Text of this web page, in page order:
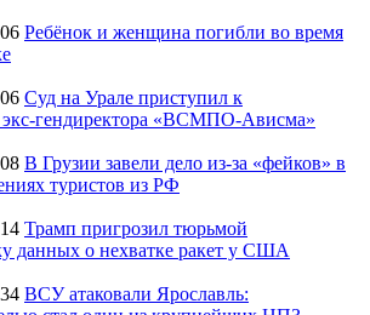
Ребёнок и женщина погибли во время
Суд на Урале приступил к
экс-гендиректора «ВСМПО-Ависма»
В Грузии завели дело из-за «фейков» в
туристов из РФ
Трамп пригрозил тюрьмой
данных о нехватке ракет у США
ВСУ атаковали Ярославль: